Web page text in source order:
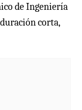
de Ingeniería
corta,